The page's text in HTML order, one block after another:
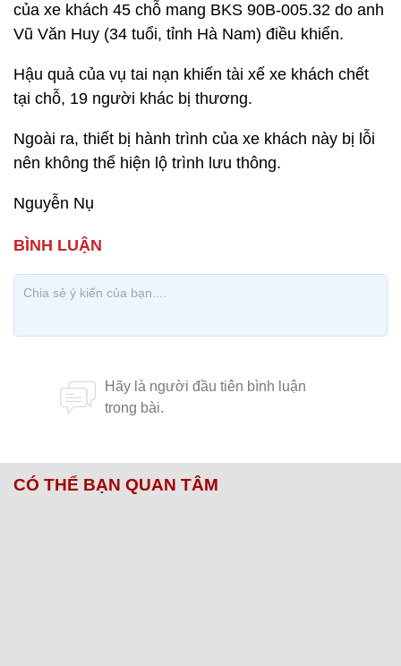
của xe khách 45 chỗ mang BKS 90B-005.32 do anh
Vũ Văn Huy (34 tuổi, tỉnh Hà Nam) điều khiển.
Hậu quả của vụ tai nạn khiến tài xế xe khách chết
tại chỗ, 19 người khác bị thương.
Ngoài ra, thiết bị hành trình của xe khách này bị lỗi
nên không thể hiện lộ trình lưu thông.
Nguyễn Nụ
CÓ THỂ BẠN QUAN TÂM